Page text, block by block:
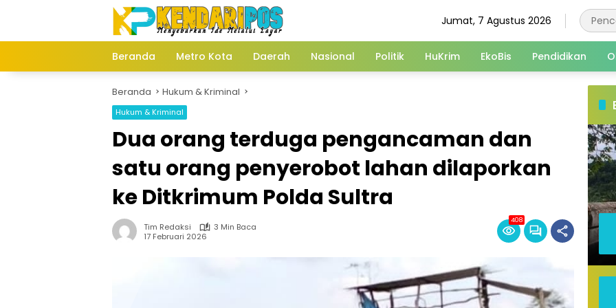
Jumat, 7 Agustus 2026
Beranda Metro Kota Daerah Nasional Politik HuKrim EkoBis Pendidikan
Beranda Hukum & Kriminal
Hukum & Kriminal
Dua orang terduga pengancaman dan
satu orang penyerobot lahan dilaporkan
ke Ditkrimum Polda Sultra
Tim Redaksi
3 Min Baca
17 Februari 2026
408